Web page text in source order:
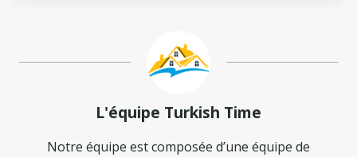
L'équipe Turkish Time
Notre équipe est composée d’une équipe de